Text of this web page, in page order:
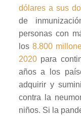
dólares a sus
de
personas con
los 8.800
2020para
años a los
adquirir y
contra la
niños. Si la